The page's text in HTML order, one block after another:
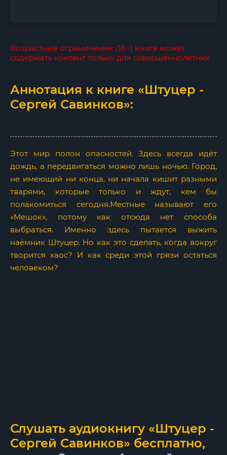
Возрастные ограничения: (18+) книга может
содержать контент только для совершеннолетних
Аннотация к книге «Штуцер -
Сергей Савинков»:
Этот мир полон опасностей. Здесь всегда идёт
дождь, а передвигаться можно лишь ночью. Город,
не имеющий ни конца, ни начала кишит разными
тварями, которые только и ждут, кем бы
полакомиться сегодня.Местные называют его
«Мешок», потому как отсюда нет способа
выбраться. Именно здесь пытается выжить
наёмник Штуцер. Но как это сделать, когда вокруг
творится хаос? И как среди этой грязи остаться
человеком?
Слушать аудиокнигу «Штуцер -
Сергей Савинков» бесплатно,